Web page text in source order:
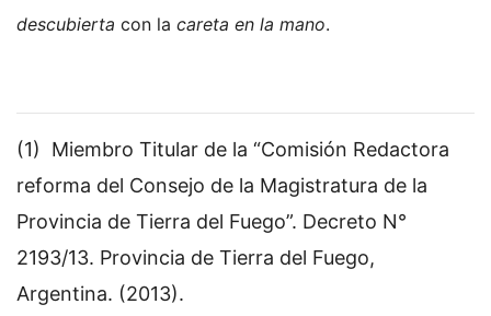
descubierta con la careta en la mano.
(1) Miembro Titular de la “Comisión Redactora
reforma del Consejo de la Magistratura de la
Provincia de Tierra del Fuego”. Decreto N°
2193/13. Provincia de Tierra del Fuego,
Argentina. (2013).